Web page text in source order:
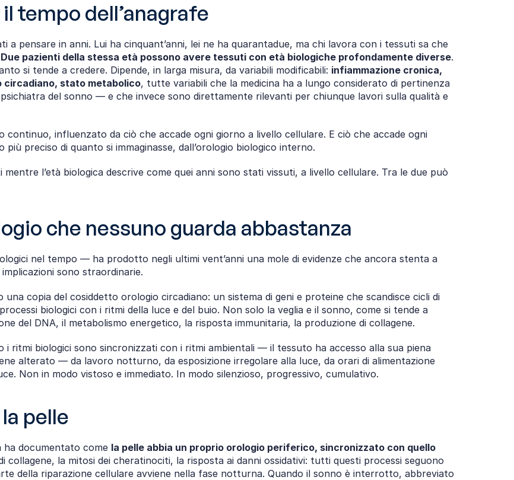
tempo dell’anagrafe
a pensare in anni. Lui ha cinquant’anni, lei ne ha quarantadue, ma chi lavora con i tessuti sa che
Due pazienti della stessa età possono avere tessuti con età biologiche profondamente diverse.
si tende a credere. Dipende, in larga misura, da variabili modificabili: infiammazione cronica,
circadiano, stato metabolico, tutte variabili che la medicina ha a lungo considerato di pertinenza
del sonno — e che invece sono direttamente rilevanti per chiunque lavori sulla qualità e
continuo, influenzato da ciò che accade ogni giorno a livello cellulare. E ciò che accade ogni
preciso di quanto si immaginasse, dall’orologio biologico interno.
l’età biologica descrive come quei anni sono stati vissuti, a livello cellulare. Tra le due può
che nessuno guarda abbastanza
nel tempo — ha prodotto negli ultimi vent’anni una mole di evidenze che ancora stenta a
sono straordinarie.
copia del cosiddetto orologio circadiano: un sistema di geni e proteine che scandisce cicli di
biologici con i ritmi della luce e del buio. Non solo la veglia e il sonno, come si tende a
del DNA, il metabolismo energetico, la risposta immunitaria, la produzione di collagene.
ritmi biologici sono sincronizzati con i ritmi ambientali — il tessuto ha accesso alla sua piena
alterato — da lavoro notturno, da esposizione irregolare alla luce, da orari di alimentazione
Non in modo vistoso e immediato. In modo silenzioso, progressivo, cumulativo.
pelle
ha documentato come la pelle abbia un proprio orologio periferico, sincronizzato con quello
collagene, la mitosi dei cheratinociti, la risposta ai danni ossidativi: tutti questi processi seguono
della riparazione cellulare avviene nella fase notturna. Quando il sonno è interrotto, abbreviato